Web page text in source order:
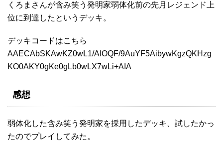
くろまさんが含み笑う発明家弱体化前の先月レジェンド上
位に到達したというデッキ。
デッキコードはこちら
AAECAbSKAwKZ0wL1/AIOQF/9AuYF5AibywKgzQKHzg
KO0AKY0gKe0gLb0wLX7wLi+AIA
感想
弱体化した含み笑う発明家を採用したデッキ、試したかっ
たのでプレイしてみた。